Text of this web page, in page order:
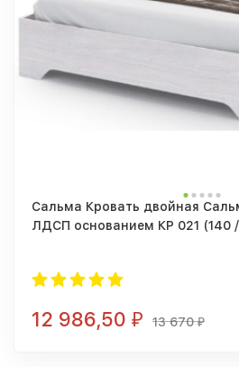
Сальма Кровать двойная
ЛДСП основанием КР 021 (140
12 986,50 ₽ 13 670₽